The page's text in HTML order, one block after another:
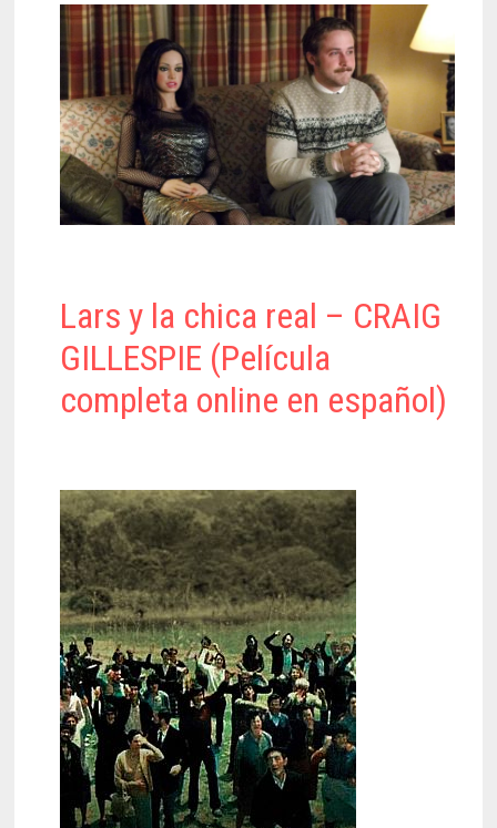
Lars y la chica real – CRAIG
GILLESPIE (Película
completa online en español)